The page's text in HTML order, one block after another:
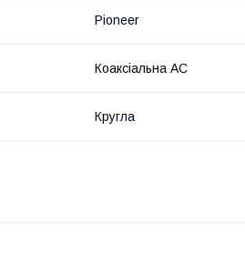
Pioneer
Коаксіальна АС
Кругла